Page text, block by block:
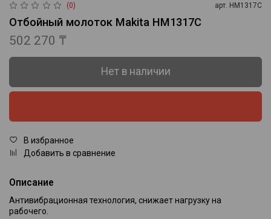
(0) арт. HM1317C
Отбойный молоток Makita HM1317C
502 270 ₸
Нет в наличии
В избранное
Добавить в сравнение
Описание
Антивибрационная технология, снижает нагрузку на
рабочего.